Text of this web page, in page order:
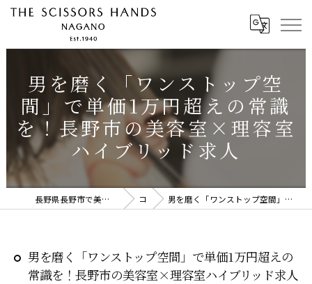
男を磨く「ワンストップ空
間」で単価1万円超えの常識
を！長野市の美容室×理容室
ハイブリッド求人
長野県長野市で美容師の求人ならTHE SCISSORS HANDS NAGANO コラム 男を磨く「ワンストップ空間」で単価1万円超えの常識を！長野市の美容室×理容室ハイブリッド求人
男を磨く「ワンストップ空間」で単価1万円超えの
常識を！長野市の美容室×理容室ハイブリッド求人